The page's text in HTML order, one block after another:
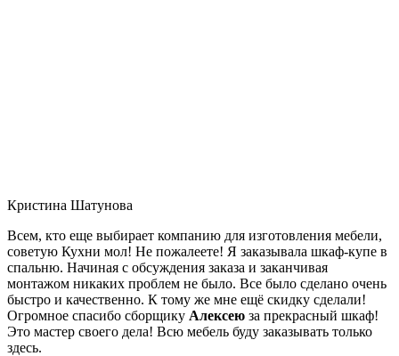
Кристина Шатунова
Всем, кто еще выбирает компанию для изготовления мебели,
советую Кухни мол! Не пожалеете! Я заказывала шкаф-купе в
спальню. Начиная с обсуждения заказа и заканчивая
монтажом никаких проблем не было. Все было сделано очень
быстро и качественно. К тому же мне ещё скидку сделали!
Огромное спасибо сборщику Алексею за прекрасный шкаф!
Это мастер своего дела! Всю мебель буду заказывать только
здесь.